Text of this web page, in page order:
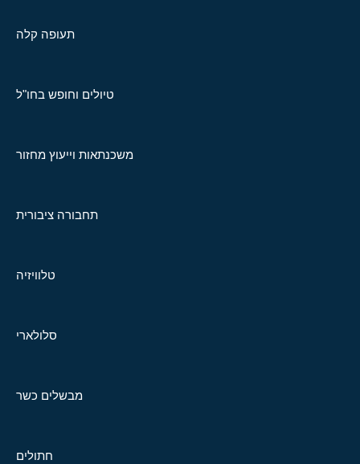
תעופה קלה
טיולים וחופש בחו"ל
משכנתאות וייעוץ מחזור
תחבורה ציבורית
טלוויזיה
סלולארי
מבשלים כשר
חתולים